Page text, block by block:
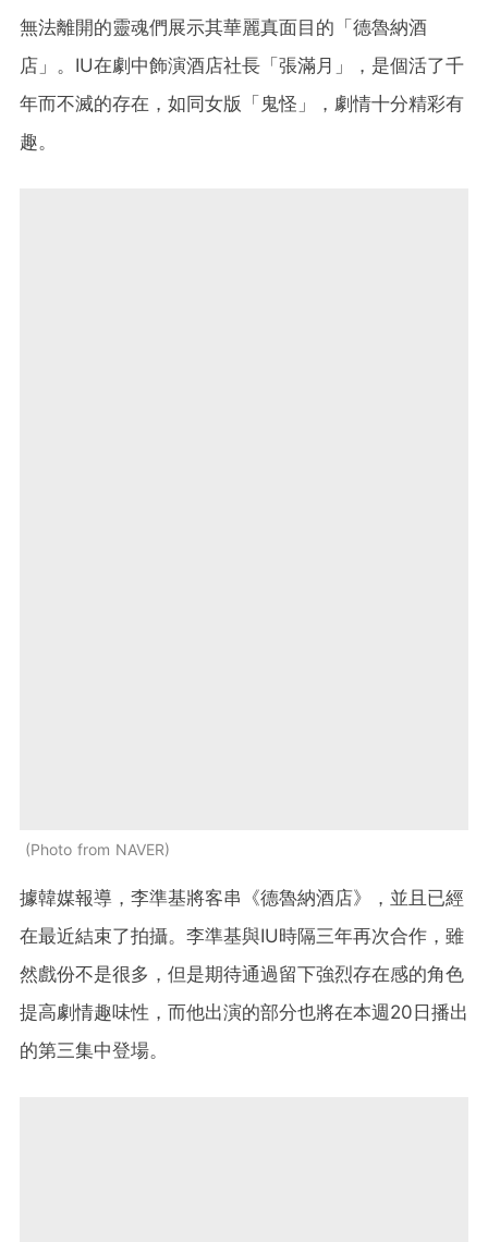
無法離開的靈魂們展示其華麗真面目的「德魯納酒
店」。IU在劇中飾演酒店社長「張滿月」，是個活了千
年而不滅的存在，如同女版「鬼怪」，劇情十分精彩有
趣。
Photo from NAVER
據韓媒報導，李準基將客串《德魯納酒店》，並且已經
在最近結束了拍攝。李準基與IU時隔三年再次合作，雖
然戲份不是很多，但是期待通過留下強烈存在感的角色
提高劇情趣味性，而他出演的部分也將在本週20日播出
的第三集中登場。